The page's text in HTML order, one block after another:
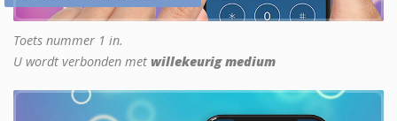
Toets nummer 1 in.
U wordt verbonden met willekeurig medium